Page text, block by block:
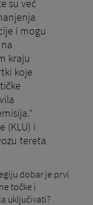
su već
i mogu
kraju
koje
(KLU) i
tereta
dobar je prvi
točke i
uključivati?